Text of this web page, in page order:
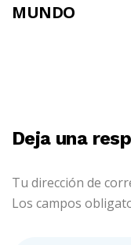
MUNDO
Deja una
Tu dirección de
Los campos